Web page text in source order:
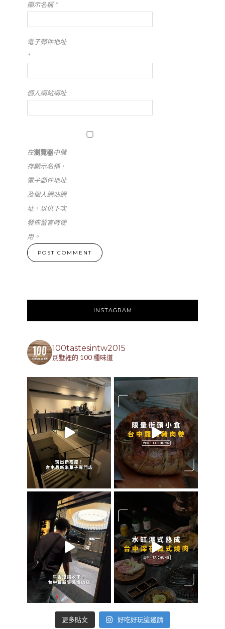
顯示名稱*
電子郵件地址
*
個人網站網址
在瀏覽器中儲
存顯示名稱、
電子郵件地址
及個人網站網
址，以供下次
發佈留言時使
用。
INSTAGRAM
100tastesintw2015
別墅裡的 100 種味道
更多貼文 好吃好玩這邊請